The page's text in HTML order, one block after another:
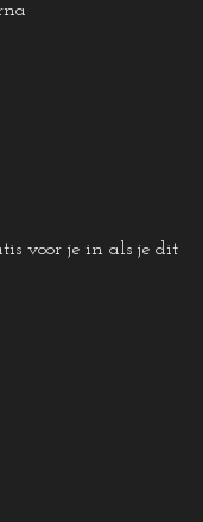
voor je in als je dit